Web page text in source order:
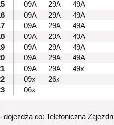
09A 29A
49A
09A 29A
49A
09A 29A
49A
09A 29A
49A
09A 29A
49A
09A 29A
49A
09A 29A
49x
09x
26x
06x
dojeżdża do: Telefoniczna